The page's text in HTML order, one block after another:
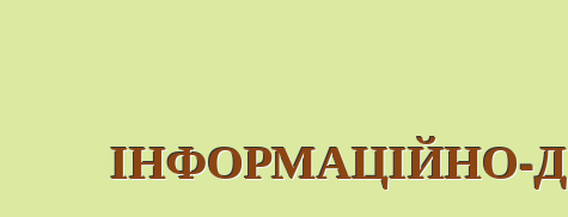
ІНФОРМАЦІЙНО-